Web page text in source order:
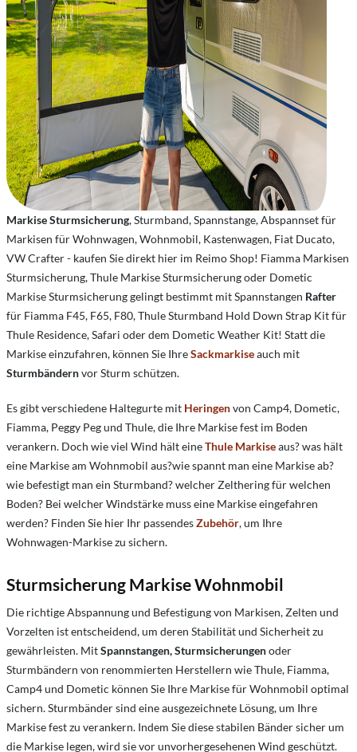
Markise Sturmsicherung, Sturmband, Spannstange, Abspannset für
Markisen für Wohnwagen, Wohnmobil, Kastenwagen, Fiat Ducato,
VW Crafter - kaufen Sie direkt hier im Reimo Shop! Fiamma Markisen
Sturmsicherung, Thule Markise Sturmsicherung oder Dometic
Markise Sturmsicherung gelingt bestimmt mit Spannstangen Rafter
für Fiamma F45, F65, F80, Thule Sturmband Hold Down Strap Kit für
Thule Residence, Safari oder dem Dometic Weather Kit! Statt die
Markise einzufahren, können Sie IhreSackmarkiseauch mit
Sturmbändernvor Sturm schützen.
Es gibt verschiedene Haltegurte mit Heringenvon Camp4, Dometic,
Fiamma, Peggy Peg und Thule, die Ihre Markise fest im Boden
verankern. Doch wie viel Wind hält eineThule Markiseaus? was hält
eine Markise am Wohnmobil aus?wie spannt man eine Markise ab?
wie befestigt man ein Sturmband?welcher Zelthering für welchen
Boden? Bei welcher Windstärke muss eine Markise eingefahren
werden? Finden Sie hier Ihr passendesZubehör, um Ihre
Wohnwagen-Markise zu sichern.
Sturmsicherung Markise Wohnmobil
Die richtige Abspannung und Befestigung von Markisen, Zelten und
Vorzelten ist entscheidend, um deren Stabilität und Sicherheit zu
gewährleisten. MitSpannstangen, Sturmsicherungenoder
Sturmbändern von renommierten Herstellern wie Thule, Fiamma,
Camp4 und Dometic können Sie Ihre Markise für Wohnmobil optimal
sichern. Sturmbänder sind eine ausgezeichnete Lösung, um Ihre
Markise fest zu verankern. Indem Sie diese stabilen Bänder sicher um
die Markise legen, wird sie vor unvorhergesehenen Wind geschützt.